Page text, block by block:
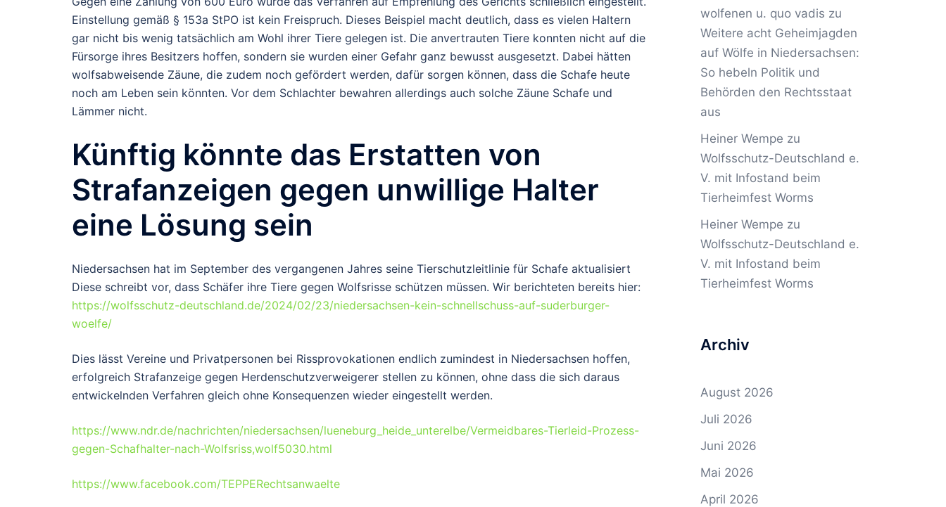
Einstellung gemäß § 153a StPO ist kein Freispruch. Dieses Beispiel macht deutlich, dass es vielen Haltern
gar nicht bis wenig tatsächlich am Wohl ihrer Tiere gelegen ist. Die anvertrauten Tiere konnten nicht auf die
Fürsorge ihres Besitzers hoffen, sondern sie wurden einer Gefahr ganz bewusst ausgesetzt. Dabei hätten
wolfsabweisende Zäune, die zudem noch gefördert werden, dafür sorgen können, dass die Schafe heute
noch am Leben sein könnten. Vor dem Schlachter bewahren allerdings auch solche Zäune Schafe und
Lämmer nicht.
Künftig könnte das Erstatten von
Strafanzeigen gegen unwillige Halter
eine Lösung sein
Niedersachsen hat im September des vergangenen Jahres seine Tierschutzleitlinie für Schafe aktualisiert
Diese schreibt vor, dass Schäfer ihre Tiere gegen Wolfsrisse schützen müssen. Wir berichteten bereits hier:
https://wolfsschutz-deutschland.de/2024/02/23/niedersachsen-kein-schnellschuss-auf-suderburger-
woelfe/
Dies lässt Vereine und Privatpersonen bei Rissprovokationen endlich zumindest in Niedersachsen hoffen,
erfolgreich Strafanzeige gegen Herdenschutzverweigerer stellen zu können, ohne dass die sich daraus
entwickelnden Verfahren gleich ohne Konsequenzen wieder eingestellt werden.
https://www.ndr.de/nachrichten/niedersachsen/lueneburg_heide_unterelbe/Vermeidbares-Tierleid-Prozess-
gegen-Schafhalter-nach-Wolfsriss,wolf5030.html
https://www.facebook.com/TEPPERechtsanwaelte
wolfenen u. quo vadis zu
Weitere acht Geheimjagden
auf Wölfe in Niedersachsen:
So hebeln Politik und
Behörden den Rechtsstaat
aus
Heiner Wempe zu
Wolfsschutz-Deutschland e.
V. mit Infostand beim
Tierheimfest Worms
Heiner Wempe zu
Wolfsschutz-Deutschland e.
V. mit Infostand beim
Tierheimfest Worms
Archiv
August 2026
Juli 2026
Juni 2026
Mai 2026
April 2026